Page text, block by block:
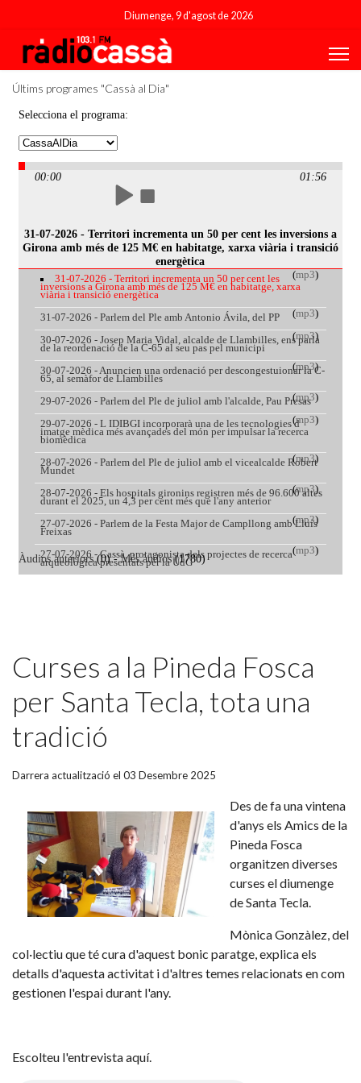
Diumenge, 9 d'agost de 2026
Últims programes "Cassà al Dia"
Curses a la Pineda Fosca
per Santa Tecla, tota una
tradició
Darrera actualització el 03 Desembre 2025
Des de fa una vintena
d'anys els Amics de la
Pineda Fosca
organitzen diverses
curses el diumenge
de Santa Tecla.
Mònica Gonzàlez, del
col·lectiu que té cura d'aquest bonic paratge, explica els
detalls d'aquesta activitat i d'altres temes relacionats en com
gestionen l'espai durant l'any.
Escolteu l'entrevista aquí.